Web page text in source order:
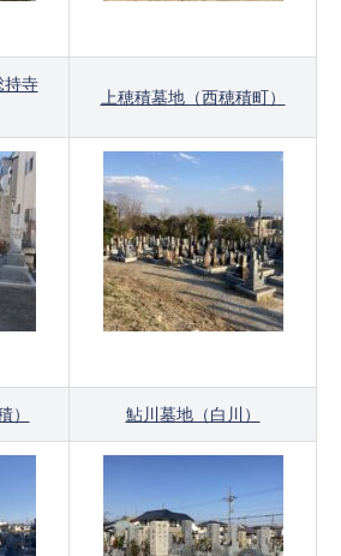
持寺
上穂積墓地（西穂積町）
） 鮎川墓地（白川）